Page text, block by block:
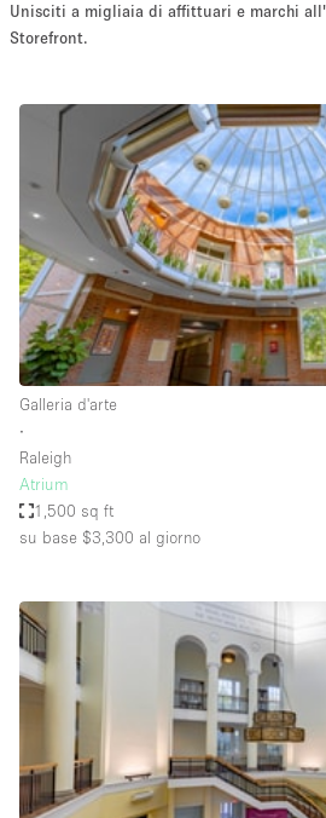
Servizio
fotografico
Conferenza Meeting
Tipo di spazio
Acquista Condividi
Atelier / Laboratorio
Camion
Fiera/festival
Galleria d'arte
Hall
Imbarcazione
Unisciti a migliaia di affittuari e marchi
Storefront.
Galleria d'arte
∙
Raleigh
Atrium
1,500 sq ft
su base $3,300 al giorno